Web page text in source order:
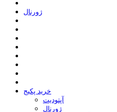
ﮊﻭﺭﻧﺎﻝ
خرید پکیج
ﺁﭘﺘﻮﺩﯾﺖ
ﮊﻭﺭﻧﺎﻝ